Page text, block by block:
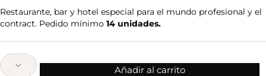
Restaurante, bar y hotel especial para el mundo profesional y el
contract. Pedido mínimo 14 unidades.
Añadir al carrito